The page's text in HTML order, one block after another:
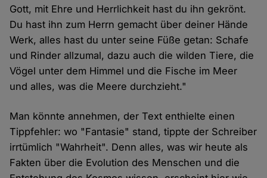
Gott, mit Ehre und Herrlichkeit hast du ihn gekrönt.
Du hast ihn zum Herrn gemacht über deiner Hände
Werk, alles hast du unter seine Füße getan: Schafe
und Rinder allzumal, dazu auch die wilden Tiere, die
Vögel unter dem Himmel und die Fische im Meer
und alles, was die Meere durchzieht."
Man könnte annehmen, der Text enthielte einen
Tippfehler: wo "Fantasie" stand, tippte der Schreiber
irrtümlich "Wahrheit". Denn alles, was wir heute als
Fakten über die Evolution des Menschen und die